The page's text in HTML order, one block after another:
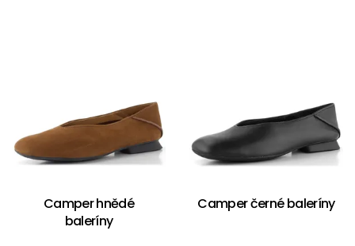
Camper hnědé
baleríny
Camper černé baleríny